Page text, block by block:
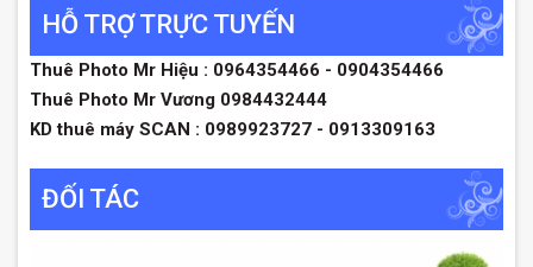
HỖ TRỢ TRỰC TUYẾN
Thuê Photo Mr Hiệu : 0964354466 - 0904354466
Thuê Photo Mr Vương 0984432444
KD thuê máy SCAN : 0989923727 - 0913309163
ĐỐI TÁC